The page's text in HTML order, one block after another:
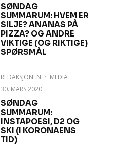
SØNDAG
SUMMARUM: HVEM ER
SILJE? ANANAS PÅ
PIZZA? OG ANDRE
VIKTIGE (OG RIKTIGE)
SPØRSMÅL
REDAKSJONEN · MEDIA ·
30. MARS 2020
SØNDAG
SUMMARUM:
INSTAPOESI, D2 OG
SKI (I KORONAENS
TID)